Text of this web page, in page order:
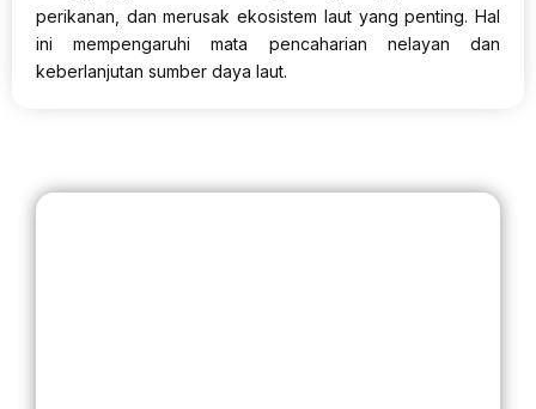
perikanan, dan merusak ekosistem laut yang penting. Hal
ini mempengaruhi mata pencaharian nelayan dan
keberlanjutan sumber daya laut.